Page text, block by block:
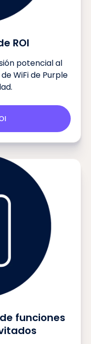
ROI
potencial al
WiFi de Purple
funciones